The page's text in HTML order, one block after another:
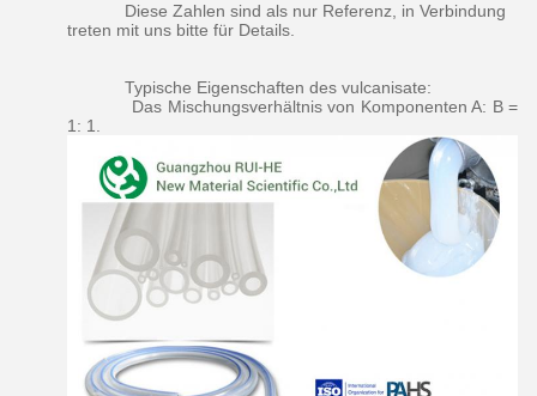
Diese Zahlen sind als nur Referenz, in Verbindung
treten mit uns bitte für Details.
Typische Eigenschaften des vulcanisate:
Das Mischungsverhältnis von Komponenten A: B =
1: 1.